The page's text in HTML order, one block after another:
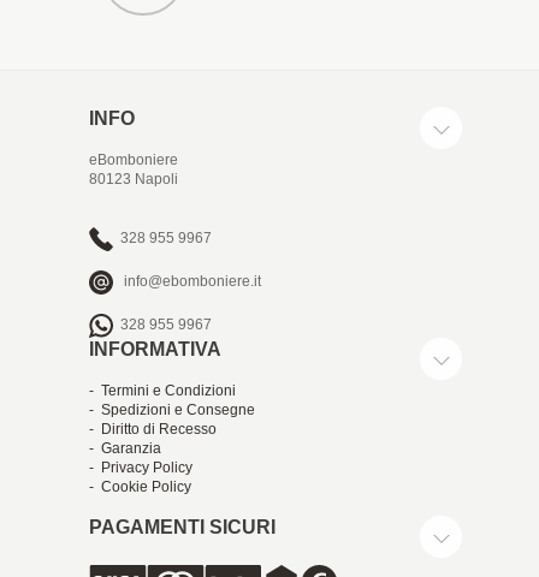
INFO
eBomboniere
80123 Napoli
328 955 9967
info@ebomboniere.it
328 955 9967
INFORMATIVA
- Termini e Condizioni
- Spedizioni e Consegne
- Diritto di Recesso
- Garanzia
- Privacy Policy
- Cookie Policy
PAGAMENTI SICURI